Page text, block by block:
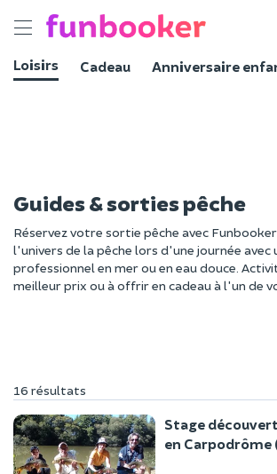
Toggle
Loisirs
Cadeau Anniversaire
Guides & sorties pêche
Réservez votre sortie pêche avec
l'univers de la pêche lors d'une journée avec
professionnel en mer ou en eau douce.
meilleur prix ou à offrir en cadeau à l'un de
16 résultats
Stage
en Carpodrôme